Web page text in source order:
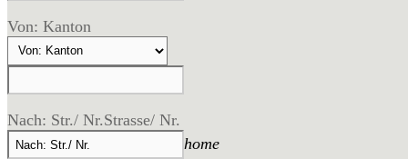
Von: Kanton
Nach: Str./ Nr.Strasse/ Nr.
home